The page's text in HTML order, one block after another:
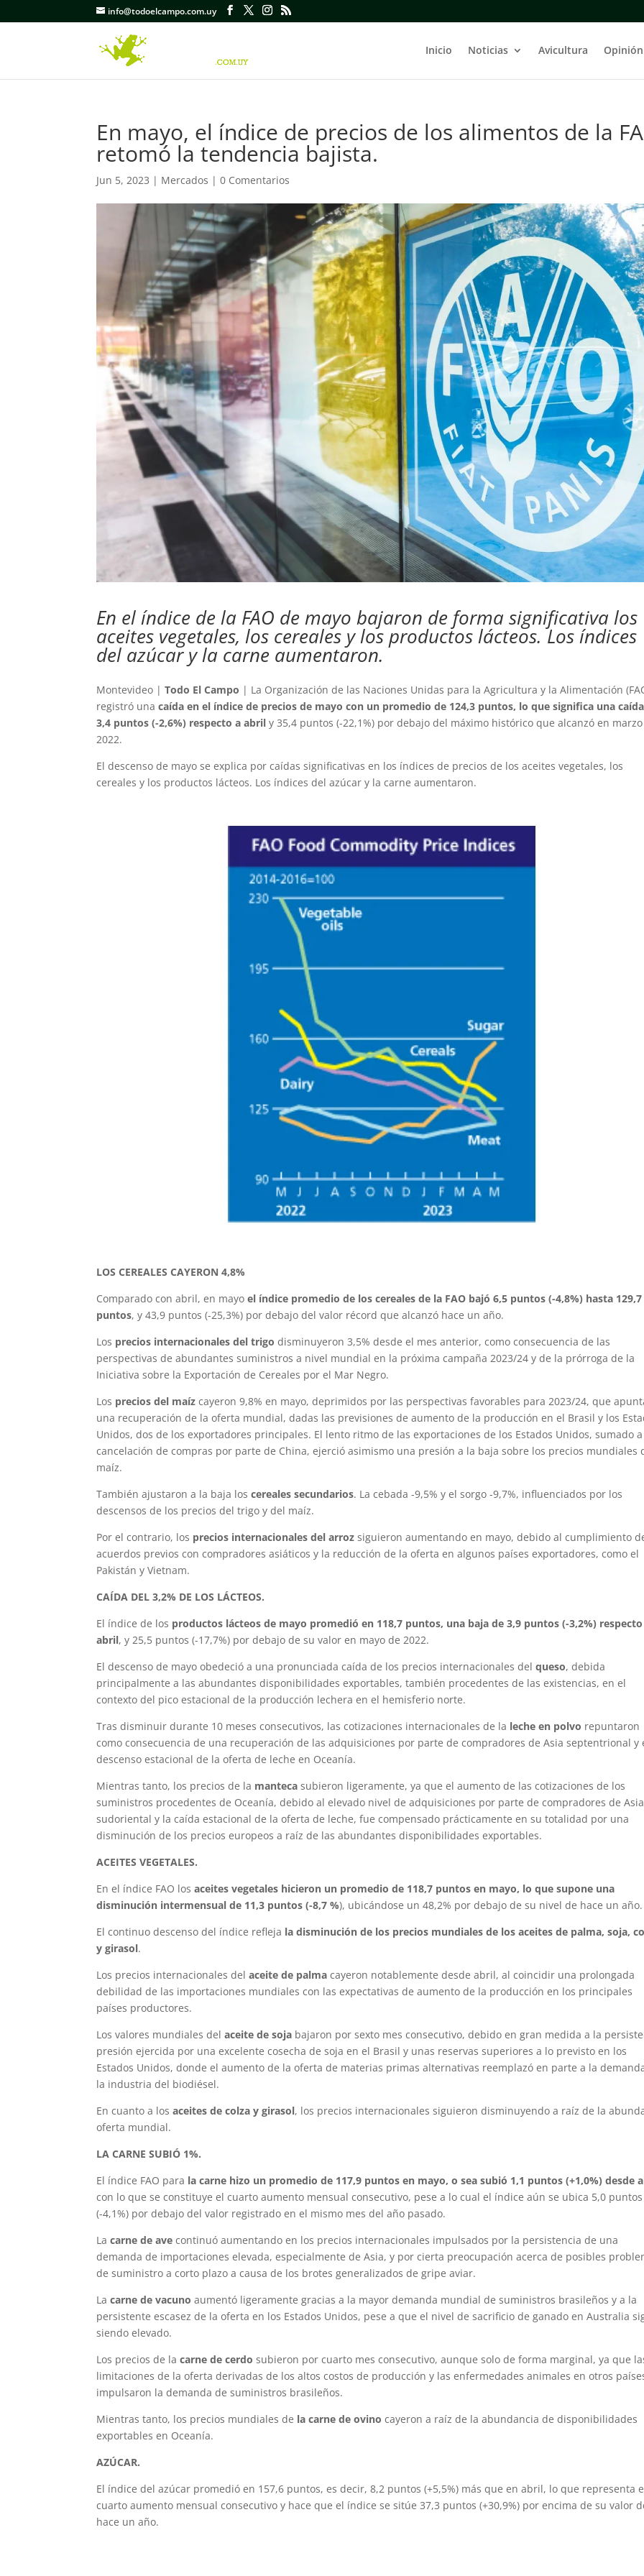
info@todoelcampo.com.uy
Inicio Noticias Avicultura Opinión
En mayo, el índice de precios de los alimentos de la
retomó la tendencia bajista.
Jun 5, 2023 | Mercados |0 Comentarios
En el índice de la FAO de mayo bajaron de forma significativa los
aceites vegetales, los cereales y los productos lácteos. Los índices
del azúcar y la carne aumentaron.
Montevideo |Todo El Campo | La Organización de las Naciones Unidas para la Agricultura y la Alimentación
registró unacaída en el índice de precios de mayo con un promedio de 124,3 puntos, lo que significa una
3,4 puntos (-2,6%) respecto a abril y 35,4 puntos (-22,1%) por debajo del máximo histórico que alcanzó en
2022.
El descenso de mayo se explica por caídas significativas en los índices de precios de los aceites vegetales, los
cereales y los productos lácteos. Los índices del azúcar y la carne aumentaron.
LOS CEREALES CAYERON 4,8%
Comparado con abril, en mayoel índice promedio de los cereales de la FAO bajó 6,5 puntos (-4,8%) hasta 129,7
puntos, y 43,9 puntos (-25,3%) por debajo del valor récord que alcanzó hace un año.
Los precios internacionales del trigo disminuyeron 3,5% desde el mes anterior, como consecuencia de las
perspectivas de abundantes suministros a nivel mundial en la próxima campaña 2023/24 y de la prórroga de la
Iniciativa sobre la Exportación de Cereales por el Mar Negro.
Los precios del maíz cayeron 9,8% en mayo, deprimidos por las perspectivas favorables para 2023/24, que
una recuperación de la oferta mundial, dadas las previsiones de aumento de la producción en el Brasil y los
Unidos, dos de los exportadores principales. El lento ritmo de las exportaciones de los Estados Unidos, sumado
cancelación de compras por parte de China, ejerció asimismo una presión a la baja sobre los precios mundiales
maíz.
También ajustaron a la baja loscereales secundarios. La cebada -9,5% y el sorgo -9,7%, influenciados por los
descensos de los precios del trigo y del maíz.
Por el contrario, los precios internacionales del arroz siguieron aumentando en mayo, debido al cumplimiento
acuerdos previos con compradores asiáticos y la reducción de la oferta en algunos países exportadores, como el
Pakistán y Vietnam.
CAÍDA DEL 3,2% DE LOS LÁCTEOS.
El índice de los productos lácteos de mayo promedió en 118,7 puntos, una baja de 3,9 puntos (-3,2%)
abril, y 25,5 puntos (-17,7%) por debajo de su valor en mayo de 2022.
El descenso de mayo obedeció a una pronunciada caída de los precios internacionales delqueso, debida
principalmente a las abundantes disponibilidades exportables, también procedentes de las existencias, en el
contexto del pico estacional de la producción lechera en el hemisferio norte.
Tras disminuir durante 10 meses consecutivos, las cotizaciones internacionales de la leche en polvo repuntaron
como consecuencia de una recuperación de las adquisiciones por parte de compradores de Asia septentrional y
descenso estacional de la oferta de leche en Oceanía.
Mientras tanto, los precios de la manteca subieron ligeramente, ya que el aumento de las cotizaciones de los
suministros procedentes de Oceanía, debido al elevado nivel de adquisiciones por parte de compradores de Asia
sudoriental y la caída estacional de la oferta de leche, fue compensado prácticamente en su totalidad por una
disminución de los precios europeos a raíz de las abundantes disponibilidades exportables.
ACEITES VEGETALES.
En el índice FAO losaceites vegetales hicieron un promedio de 118,7 puntos en mayo, lo que supone una
disminución intermensual de 11,3 puntos (-8,7 %), ubicándose un 48,2% por debajo de su nivel de hace un año.
El continuo descenso del índice refleja la disminución de los precios mundiales de los aceites de palma, soja,
y girasol.
Los precios internacionales delaceite de palma cayeron notablemente desde abril, al coincidir una prolongada
debilidad de las importaciones mundiales con las expectativas de aumento de la producción en los principales
países productores.
Los valores mundiales delaceite de soja bajaron por sexto mes consecutivo, debido en gran medida a la
presión ejercida por una excelente cosecha de soja en el Brasil y unas reservas superiores a lo previsto en los
Estados Unidos, donde el aumento de la oferta de materias primas alternativas reemplazó en parte a la
la industria del biodiésel.
En cuanto a losaceites de colza y girasol, los precios internacionales siguieron disminuyendo a raíz de la
oferta mundial.
LA CARNE SUBIÓ 1%.
El índice FAO para la carne hizo un promedio de 117,9 puntos en mayo, o sea subió 1,1 puntos (+1,0%) desde
con lo que se constituye el cuarto aumento mensual consecutivo, pese a lo cual el índice aún se ubica 5,0 puntos
(-4,1%) por debajo del valor registrado en el mismo mes del año pasado.
Lacarne de ave continuó aumentando en los precios internacionales impulsados por la persistencia de una
demanda de importaciones elevada, especialmente de Asia, y por cierta preocupación acerca de posibles
de suministro a corto plazo a causa de los brotes generalizados de gripe aviar.
Lacarne de vacuno aumentó ligeramente gracias a la mayor demanda mundial de suministros brasileños y a la
persistente escasez de la oferta en los Estados Unidos, pese a que el nivel de sacrificio de ganado en Australia
siendo elevado.
Los precios de lacarne de cerdo subieron por cuarto mes consecutivo, aunque solo de forma marginal, ya que
limitaciones de la oferta derivadas de los altos costos de producción y las enfermedades animales en otros
impulsaron la demanda de suministros brasileños.
Mientras tanto, los precios mundiales de la carne de ovino cayeron a raíz de la abundancia de disponibilidades
exportables en Oceanía.
AZÚCAR.
El índice del azúcar promedió en 157,6 puntos, es decir, 8,2 puntos (+5,5%) más que en abril, lo que representa
cuarto aumento mensual consecutivo y hace que el índice se sitúe 37,3 puntos (+30,9%) por encima de su valor
hace un año.